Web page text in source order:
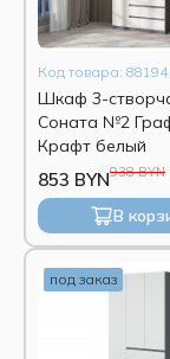
Код товара: 88194
Шкаф 3-
Соната №2
Крафт белый
938 BYN
853 BYN
В
под заказ